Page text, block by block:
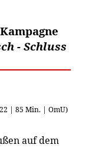
- Schluss
| 85 Min. | OmU)
auf dem